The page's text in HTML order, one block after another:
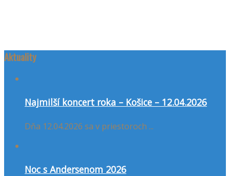
Aktuality
Najmilší koncert roka – Košice – 12.04.2026
Dňa 12.04.2026 sa v priestoroch ...
Noc s Andersenom 2026